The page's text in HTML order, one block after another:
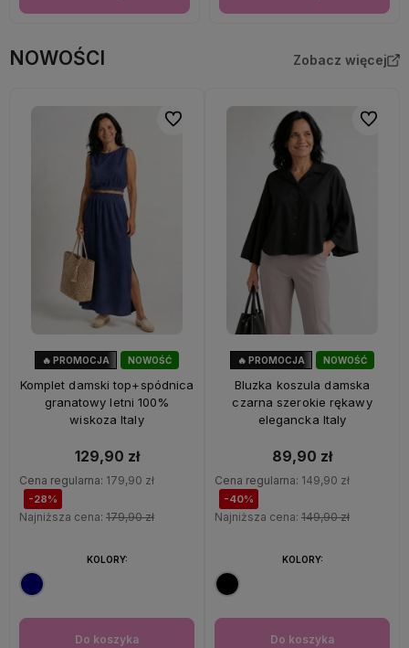
NOWOŚCI Zobacz więcej
NOWOŚĆ
🔥 PROMOCJA
Komplet damski top+spódnica
granatowy letni 100%
wiskoza Italy
129,90 zł
Cena regularna: 179,90 zł
-28%
Najniższa cena: 179,90 zł
Do koszyka
KOLORY:
Do ulubionych
NOWOŚĆ
🔥 PROMOCJA
Bluzka koszula damska
czarna szerokie rękawy
elegancka Italy
89,90 zł
Cena regularna: 149,90 zł
-40%
Najniższa cena: 149,90 zł
Do koszyka
KOLORY:
Do